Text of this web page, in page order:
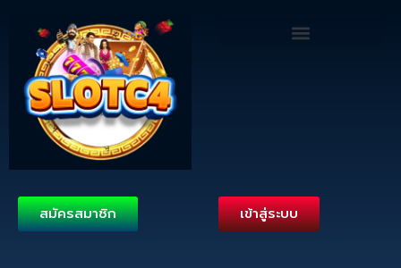
สมัครสมาชิก เข้าสู่ระบบ